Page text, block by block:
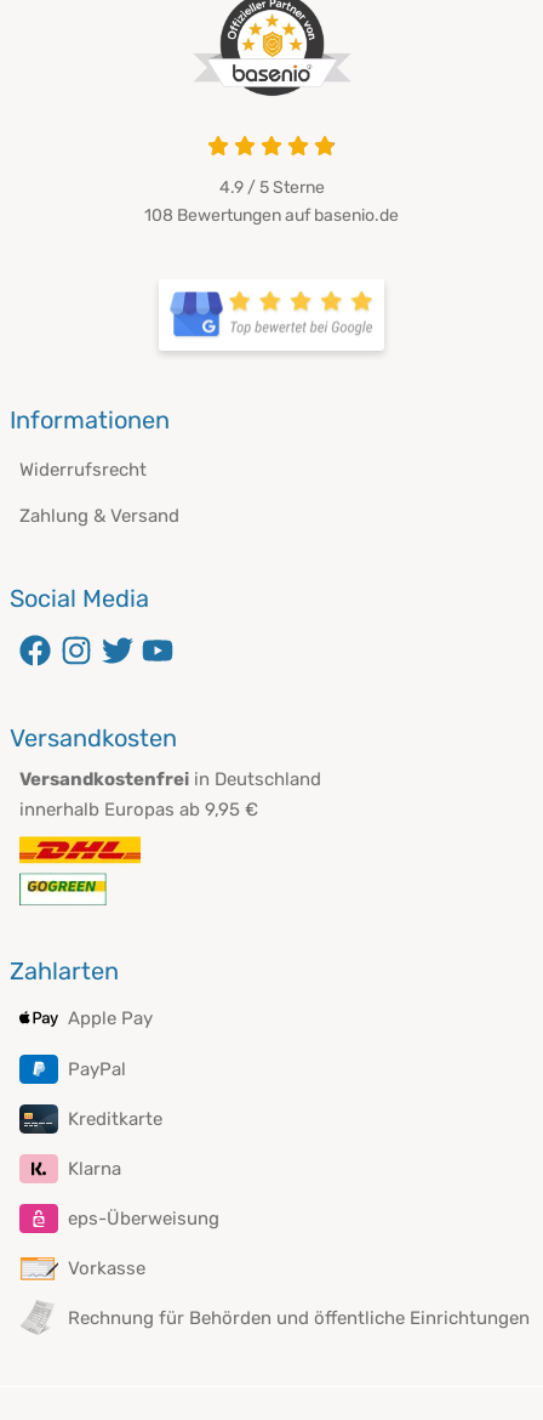
4.9 von 5
4.9 / 5Sterne
108 Bewertungen auf basenio.de
öffnet in neuem Fenster
Informationen
Widerrufsrecht
Zahlung & Versand
Social Media
öffnet in neuem Fenster
öffnet in neuem Fenster
öffnet in neuem Fenster
Versandkosten
Versandkostenfrei in Deutschland
innerhalb Europas ab 9,95 €
Zahlarten
Apple Pay
PayPal
Kreditkarte
Klarna
eps-Überweisung
Vorkasse
Rechnung für Behörden und öffentliche Einrichtungen